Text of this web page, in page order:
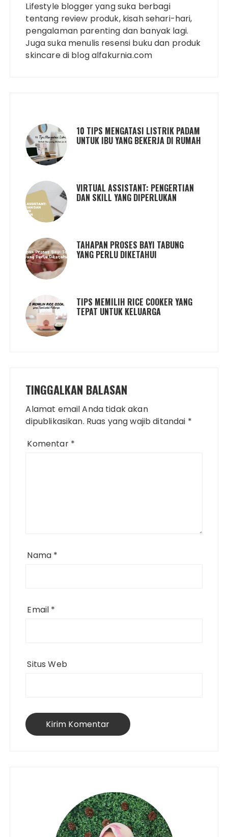
Lifestyle blogger yang suka berbagi
tentang review produk, kisah sehari-hari,
pengalaman parenting dan banyak lagi.
Juga suka menulis resensi buku dan produk
skincare di blog alfakurnia.com
10 TIPS MENGATASI LISTRIK PADAM
UNTUK IBU YANG BEKERJA DI RUMAH
VIRTUAL ASSISTANT: PENGERTIAN
DAN SKILL YANG DIPERLUKAN
TAHAPAN PROSES BAYI TABUNG
YANG PERLU DIKETAHUI
TIPS MEMILIH RICE COOKER YANG
TEPAT UNTUK KELUARGA
TINGGALKAN BALASAN
Alamat email Anda tidak akan
dipublikasikan. Ruas yang wajib ditandai *
Komentar *
Nama *
Email *
Situs Web